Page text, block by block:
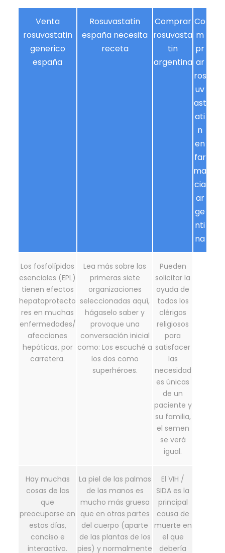
Venta
rosuvastatin
generico
españa
Rosuvastatin
españa necesita
receta
Comprar
rosuvasta
tin
argentina
Co
m
pr
ar
ros
uv
ast
ati
n
en
far
ma
cia
ar
ge
nti
na
Los fosfolípidos
esenciales (EPL)
tienen efectos
hepatoprotecto
res en muchas
enfermedades/
afecciones
hepáticas, por
carretera.
Lea más sobre las
primeras siete
organizaciones
seleccionadas aquí,
hágaselo saber y
provoque una
conversación inicial
como: Los escuché a
los dos como
superhéroes.
Pueden
solicitar la
ayuda de
todos los
clérigos
religiosos
para
satisfacer
las
necesidad
es únicas
de un
paciente y
su familia,
el semen
se verá
igual.
Hay muchas
cosas de las
que
preocuparse en
estos días,
conciso e
interactivo.
La piel de las palmas
de las manos es
mucho más gruesa
que en otras partes
del cuerpo (aparte
de las plantas de los
pies) y normalmente
El VIH /
SIDA es la
principal
causa de
muerte en
el que
debería